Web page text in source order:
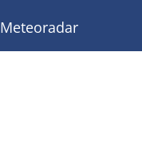
Meteoradar